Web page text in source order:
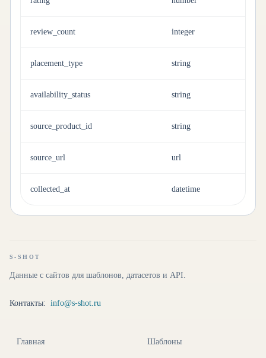
review_count integer
placement_type string
availability_status string
source_product_id string
source_url url
collected_at datetime
S-SHOT
Данные с сайтов для шаблонов, датасетов и API.
Контакты: info@s-shot.ru
Главная Шаблоны